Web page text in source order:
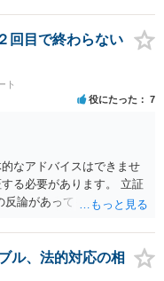
回目で終わらない
ト
役にたった 7
なアドバイスはできませ
る必要があります。 立証
論があっても、裁判官が
要求されるためです。 書
ございます。 また、本件
題もございます。 開示請
ル、法的対応の相